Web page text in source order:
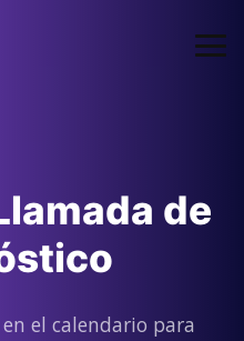
de
el calendario para